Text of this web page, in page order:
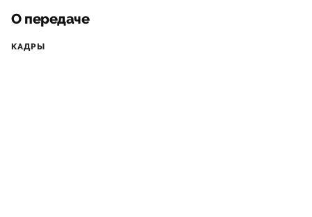
О передаче
КАДРЫ